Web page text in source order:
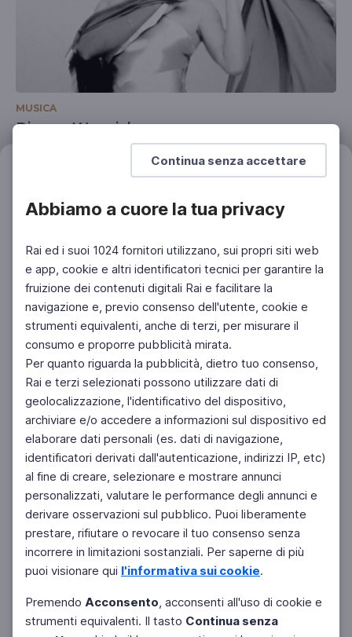
Continua senza accettare
Abbiamo a cuore la tua privacy
Rai ed i suoi 1024 fornitori utilizzano, sui propri siti web
e app, cookie e altri identificatori tecnici per garantire la
fruizione dei contenuti digitali Rai e facilitare la
navigazione e, previo consenso dell'utente, cookie e
strumenti equivalenti, anche di terzi, per misurare il
consumo e proporre pubblicità mirata.
Per quanto riguarda la pubblicità, dietro tuo consenso,
Rai e terzi selezionati possono utilizzare dati di
geolocalizzazione, l'identificativo del dispositivo,
archiviare e/o accedere a informazioni sul dispositivo ed
elaborare dati personali (es. dati di navigazione,
identificatori derivati dall'autenticazione, indirizzi IP, etc)
al fine di creare, selezionare e mostrare annunci
personalizzati, valutare le performance degli annunci e
derivare osservazioni sul pubblico. Puoi liberamente
prestare, rifiutare o revocare il tuo consenso senza
incorrere in limitazioni sostanziali. Per saperne di più
puoi visionare qui l'informativa sui cookie.
Premendo Acconsento, acconsenti all'uso di cookie e
strumenti equivalenti. Il tasto Continua senza
MUSICA
Dionne Warwick
La regina dell'R&B a Sanremo nel 1968
Azzera
Facebook Instagram Twitter